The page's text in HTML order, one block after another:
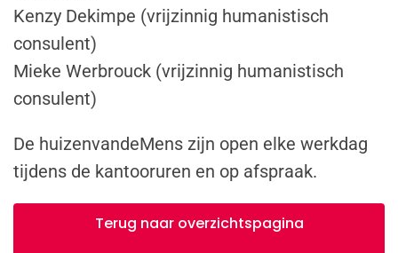
Kenzy Dekimpe (vrijzinnig humanistisch
consulent)
Mieke Werbrouck (vrijzinnig humanistisch
consulent)
De huizenvandeMens zijn open elke werkdag
tijdens de kantooruren en op afspraak.
Terug naar overzichtspagina